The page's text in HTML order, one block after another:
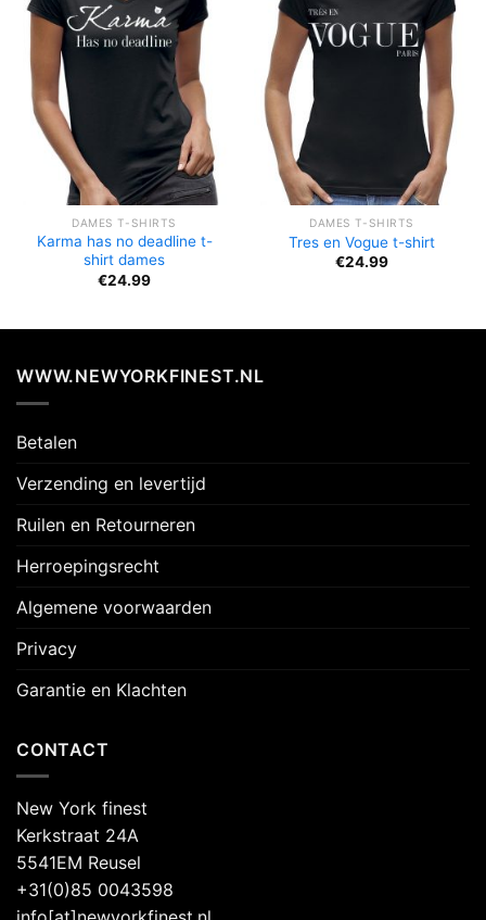
DAMES T-SHIRTS
Karma has no deadline t-
shirt dames
€24.99
DAMES T-SHIRTS
Tres en Vogue t-shirt
€24.99
WWW.NEWYORKFINEST.NL
Betalen
Verzending en levertijd
Ruilen en Retourneren
Herroepingsrecht
Algemene voorwaarden
Privacy
Garantie en Klachten
CONTACT
New York finest
Kerkstraat 24A
5541EM Reusel
+31(0)85 0043598